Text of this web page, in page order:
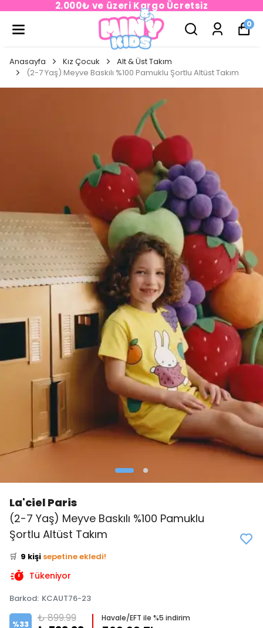
2.000₺ ve üzeri Kargo Ücretsiz
0
Anasayfa Kız Çocuk
Alt & Üst Takım
(2-7 Yaş) Meyve Baskılı %100 Pamuklu Şortlu Altüst Takım
La'ciel Paris
(2-7 Yaş) Meyve Baskılı %100 Pamuklu
Şortlu Altüst Takım
👀 Şu an 1 kişi inceliyor!
⭐️
🛒 9 kişi sepetine ekledi!
✅ Bugün 5 adet
Tükeniyor
Barkod: KCAUT76-23
%33 ₺ 899.99 Havale/EFT ile %5 indirim